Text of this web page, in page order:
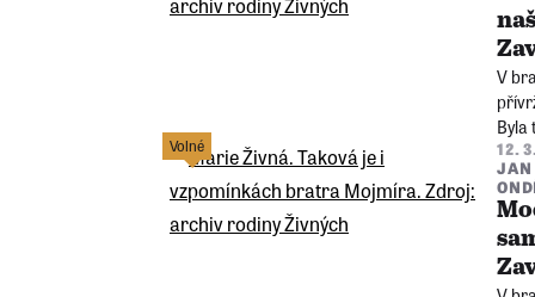
V
Byla
Volné
12.
JAN